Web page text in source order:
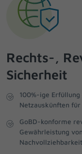
Rechts-,
Sicherheit
100%-ige
Netzauskünften
GoBD-konforme
Gewährleistung
Nachvollziehbarkeit
Alle
Essenzielle Cookies
die einwandfreie Funktion
Statistiken (3)
Statistik Cookies erfassen
helfen uns zu verstehen,